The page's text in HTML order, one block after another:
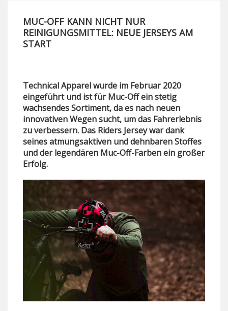
MUC-OFF KANN NICHT NUR
REINIGUNGSMITTEL: NEUE JERSEYS AM
START
Technical Apparel wurde im Februar 2020
eingeführt und ist für Muc-Off ein stetig
wachsendes Sortiment, da es nach neuen
innovativen Wegen sucht, um das Fahrerlebnis
zu verbessern. Das Riders Jersey war dank
seines atmungsaktiven und dehnbaren Stoffes
und der legendären Muc-Off-Farben ein großer
Erfolg.